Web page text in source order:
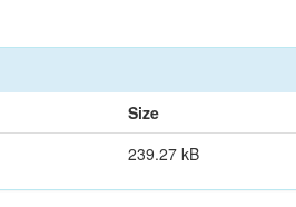
Size
239.27 kB